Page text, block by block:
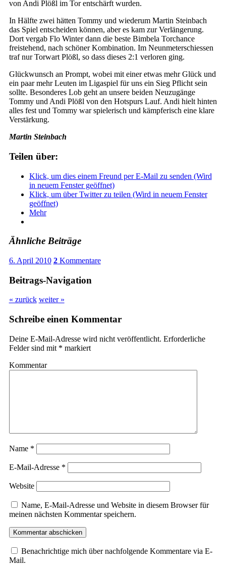
von Andi Plößl im Tor entschärft wurden.
In Hälfte zwei hätten Tommy und wiederum Martin Steinbach
das Spiel entscheiden können, aber es kam zur Verlängerung.
Dort vergab Flo Winter dann die beste Bimbela Torchance
freistehend, nach schöner Kombination. Im Neunmeterschiessen
traf nur Torwart Plößl, so dass dieses 2:1 verloren ging.
Glückwunsch an Prompt, wobei mit einer etwas mehr Glück und
ein paar mehr Leuten im Ligaspiel für uns ein Sieg Pflicht sein
sollte. Besonderes Lob geht an unsere beiden Neuzugänge
Tommy und Andi Plößl von den Hotspurs Lauf. Andi hielt hinten
alles fest und Tommy war spielerisch und kämpferisch eine klare
Verstärkung.
Martin Steinbach
Teilen über:
Klick, um dies einem Freund per E-Mail zu senden (Wird
in neuem Fenster geöffnet)
Klick, um über Twitter zu teilen (Wird in neuem Fenster
geöffnet)
Mehr
Ähnliche Beiträge
6. April 2010 2Kommentare
Beitrags-Navigation
« zurück weiter »
Schreibe einen Kommentar
Deine E-Mail-Adresse wird nicht veröffentlicht. Erforderliche
Felder sind mit * markiert
Kommentar
Name *
E-Mail-Adresse *
Website
Name, E-Mail-Adresse und Website in diesem Browser für
meinen nächsten Kommentar speichern.
Benachrichtige mich über nachfolgende Kommentare via E-
Mail.